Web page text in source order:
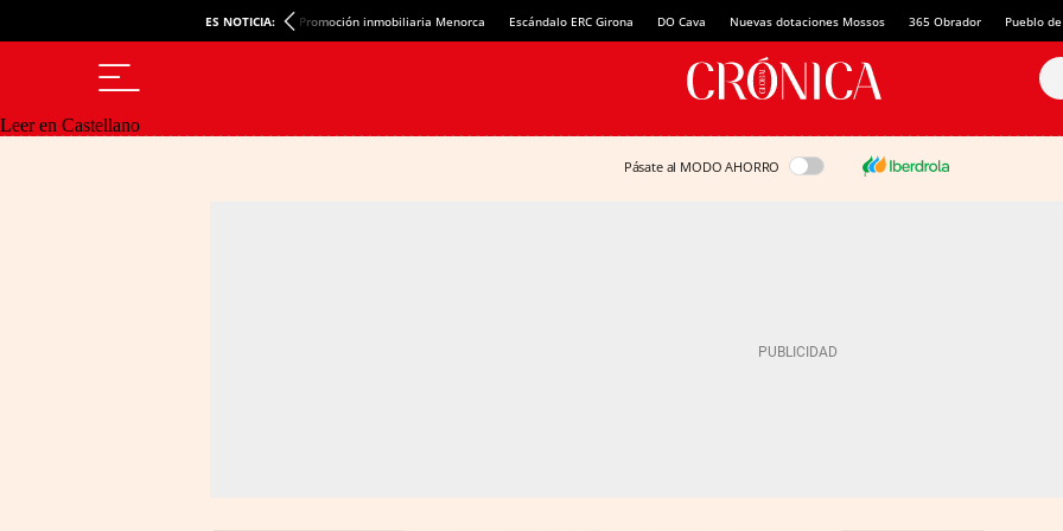
ES NOTICIA: Promoción inmobiliaria Menorca Escándalo ERC Girona DO Cava Nuevas dotaciones Mossos 365 Obrador Pueblo
Leer en Castellano
Pásate al MODO AHORRO